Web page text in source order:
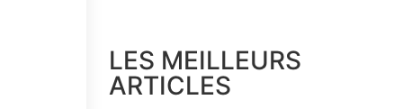
LES MEILLEURS
ARTICLES